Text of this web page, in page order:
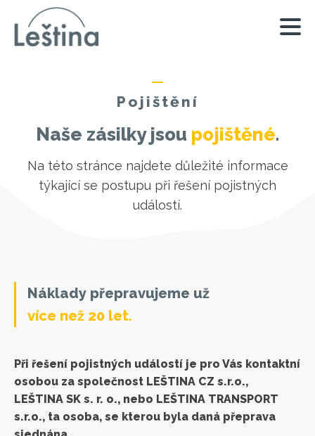
Pojištění
Naše zásilky jsou pojištěné.
Na této stránce najdete důležité informace
týkající se postupu při řešení pojistných
událostí.
Náklady přepravujeme už
více než 20 let.
Při řešení pojistných událostí je pro Vás kontaktní
osobou za společnost LEŠTINA CZ s.r.o.,
LEŠTINA SK s. r. o., nebo LEŠTINA TRANSPORT
s.r.o., ta osoba, se kterou byla daná přeprava